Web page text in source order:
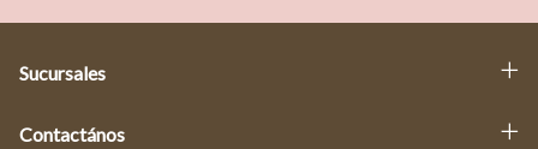
Sucursales
Contactános